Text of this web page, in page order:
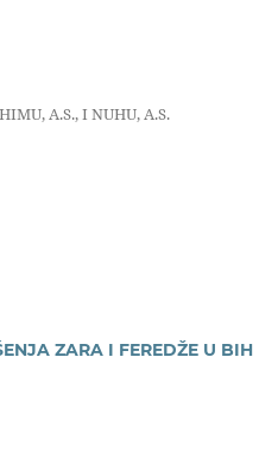
A.S., I NUHU, A.S.
ZARA I FEREDŽE U BIH